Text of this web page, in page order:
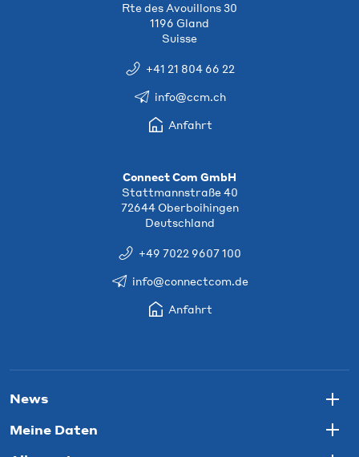
Rte des Avouillons 30
1196 Gland
Suisse
+41 21 804 66 22
info@ccm.ch
Anfahrt
Connect Com GmbH
Stattmannstraße 40
72644 Oberboihingen
Deutschland
+49 7022 9607 100
info@connectcom.de
Anfahrt
News
Meine Daten